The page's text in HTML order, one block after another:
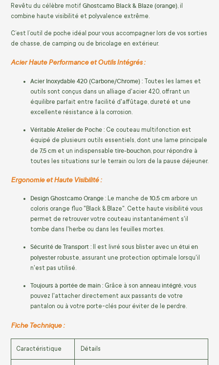
Revêtu du célèbre motif Ghostcamo Black & Blaze (orange), il
combine haute visibilité et polyvalence extrême.
C’est l’outil de poche idéal pour vous accompagner lors de vos sorties
de chasse, de camping ou de bricolage en extérieur.
Acier Haute Performance et Outils Intégrés :
Acier Inoxydable 420 (Carbone/Chrome) : Toutes les lames et
outils sont conçus dans un alliage d'acier 420, offrant un
équilibre parfait entre facilité d'affûtage, dureté et une
excellente résistance à la corrosion.
Véritable Atelier de Poche : Ce couteau multifonction est
équipé de plusieurs outils essentiels, dont une lame principale
de 7,5 cm et un indispensable tire-bouchon , pour répondre à
toutes les situations sur le terrain ou lors de la pause déjeuner.
Ergonomie et Haute Visibilité :
Design Ghostcamo Orange : Le manche de 10,5 cm arbore un
coloris orange fluo "Black & Blaze". Cette haute visibilité vous
permet de retrouver votre couteau instantanément s'il
tombe dans l'herbe ou dans les feuilles mortes.
Sécurité de Transport : Il est livré sous blister avec un étui en
polyester robuste, assurant une protection optimale lorsqu'il
n'est pas utilisé.
Toujours à portée de main : Grâce à son anneau intégré, vous
pouvez l'attacher directement aux passants de votre
pantalon ou à votre porte-clés pour éviter de le perdre.
Fiche Technique :
Caractéristique Détails